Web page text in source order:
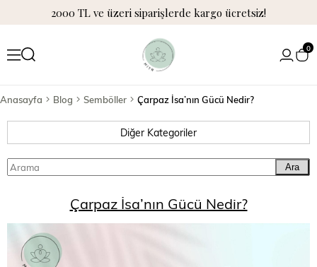
2000 TL ve üzeri siparişlerde kargo ücretsiz!
0
Anasayfa Blog Semböller Çarpaz İsa’nın Gücü Nedir?
Diğer Kategoriler
Ara
Çarpaz İsa’nın Gücü Nedir?